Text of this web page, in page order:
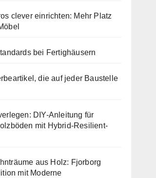
clever einrichten: Mehr Platz
bei Fertighäusern
die auf jeder Baustelle
DIY-Anleitung für
mit Hybrid-Resilient-
aus Holz: Fjorborg
mit Moderne